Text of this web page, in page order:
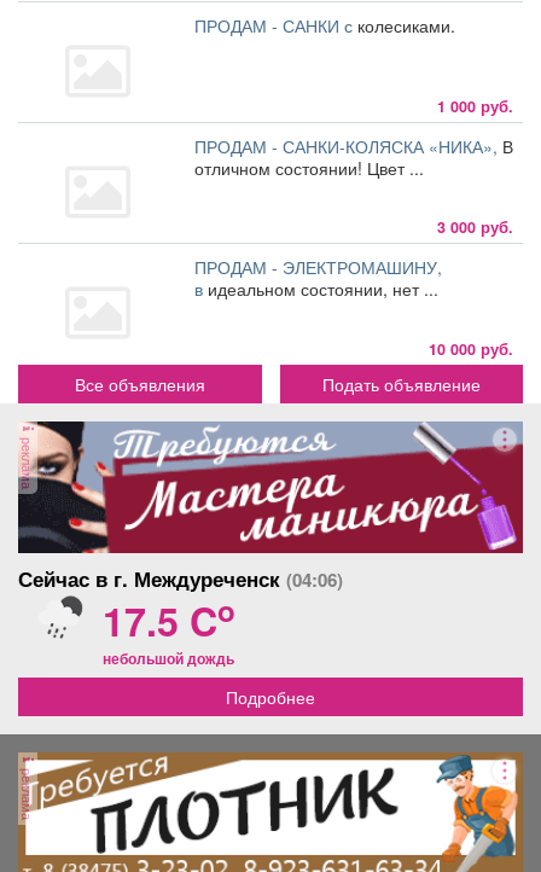
ПРОДАМ - САНКИ с колесиками.
1 000 руб.
ПРОДАМ - САНКИ-КОЛЯСКА «НИКА», В
отличном состоянии! Цвет ...
3 000 руб.
ПРОДАМ - ЭЛЕКТРОМАШИНУ,
в идеальном состоянии, нет ...
10 000 руб.
Все объявления Подать объявление
реклама
Сейчас в г. Междуреченск (04:06)
17.5 Co
небольшой дождь
Подробнее
реклама